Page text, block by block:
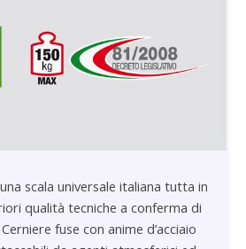
scala universale italiana tutta in
qualità tecniche a conferma di
fuse con anime d’acciaio